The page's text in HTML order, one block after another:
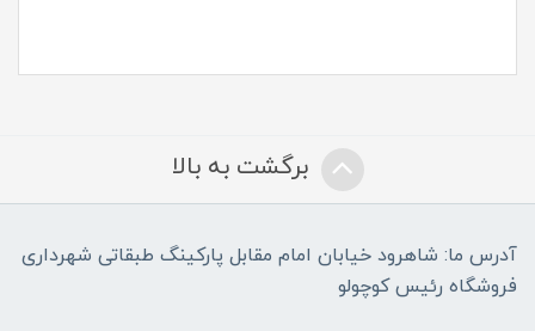
برگشت به بالا
آدرس ما: شاهرود خیابان امام مقابل پارکینگ طبقاتی شهرداری
فروشگاه رئیس کوچولو